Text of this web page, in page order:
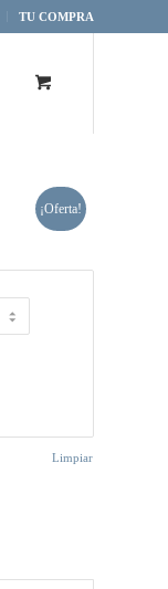
TU COMPRA
¡Oferta!
Limpiar